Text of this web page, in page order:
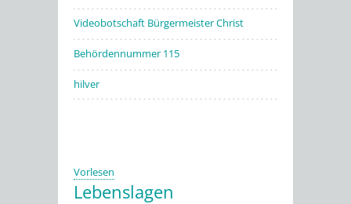
Videobotschaft Bürgermeister Christ
Behördennummer 115
hilver
Vorlesen
Lebenslagen